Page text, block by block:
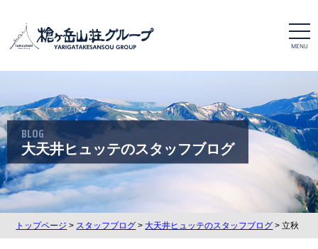
t
o
g
l
n
a
v
g
a
o
n
BLOG
大天井ヒュッテのスタッフブログ
トップページ > スタッフブログ > 大天井ヒュッテのスタッフブログ > 立秋